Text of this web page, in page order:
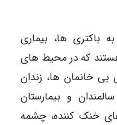
باکتری ‌ها، بیماری‌
که در محیط‌ های
خانمان‌ ها، زندان
و بیمارستان
خنک‌ کننده، چشمه‌